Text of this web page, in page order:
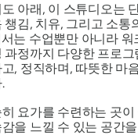
아래, 이 스튜디오는
김, 치유, 그리고 소통
는 수업뿐만 아니라 워
과정까지 다양한 프로
, 정직하며, 따뜻한 마
요가를 수련하는 곳이
을 느낄 수 있는 공간